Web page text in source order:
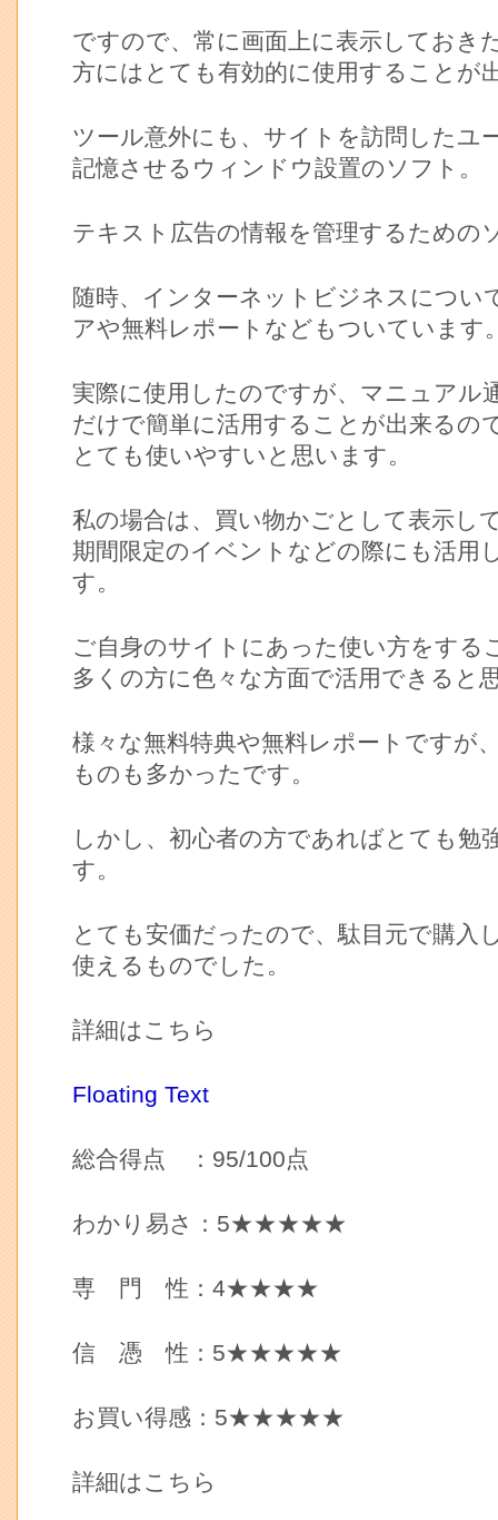
ですので、常に画面上に表示しておき
方にはとても有効的に使用することが
ツール意外にも、サイトを訪問したユ
記憶させるウィンドウ設置のソフト。
テキスト広告の情報を管理するための
随時、インターネットビジネスについ
アや無料レポートなどもついています
実際に使用したのですが、マニュアル
だけで簡単に活用することが出来るの
とても使いやすいと思います。
私の場合は、買い物かごとして表示し
期間限定のイベントなどの際にも活用
す。
ご自身のサイトにあった使い方をする
多くの方に色々な方面で活用できると
様々な無料特典や無料レポートですが
ものも多かったです。
しかし、初心者の方であればとても勉
す。
とても安価だったので、駄目元で購入
使えるものでした。
詳細はこちら
Floating Text
総合得点 ：95/100点
わかり易さ：5★★★★★
専 門 性：4★★★★
信 憑 性：5★★★★★
お買い得感：5★★★★★
詳細はこちら